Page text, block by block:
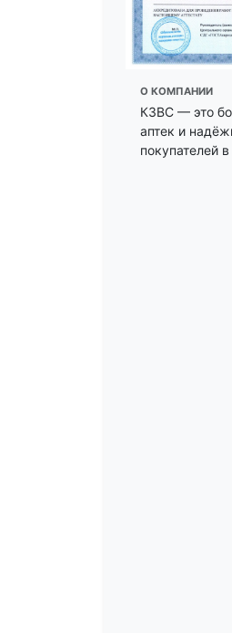
О КОМПАНИИ
КЗВС — это
аптек и
покупателей